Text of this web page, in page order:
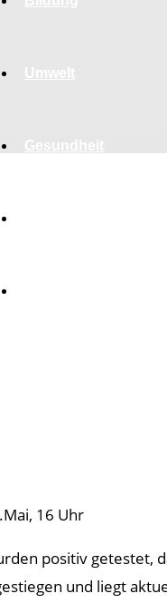
Gesundheit
16 Uhr
positiv getestet,
und liegt